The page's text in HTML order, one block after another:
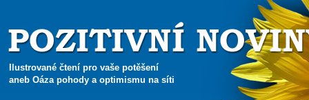
Ilustrované čtení pro vaše potěšení
aneb Oáza pohody a optimismu na síti